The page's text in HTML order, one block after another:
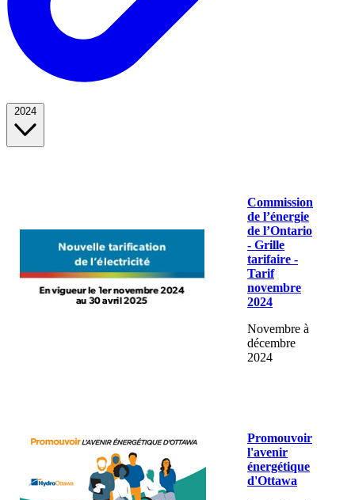
2024
Commission
de l’énergie
de l’Ontario
- Grille
tarifaire -
Tarif
novembre
2024
Novembre à
décembre
2024
Promouvoir
l'avenir
énergétique
d'Ottawa